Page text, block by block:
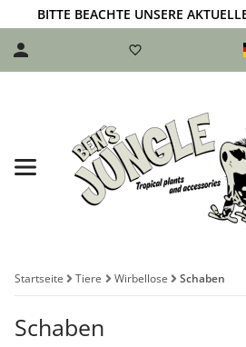
BITTE BEACHTE UNSERE
Startseite Tiere Wirbellose Schaben
Schaben